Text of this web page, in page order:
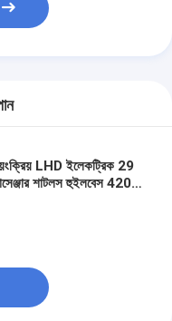
LHD ইলেকট্রিক 29
শাটলস হুইলবেস 4200